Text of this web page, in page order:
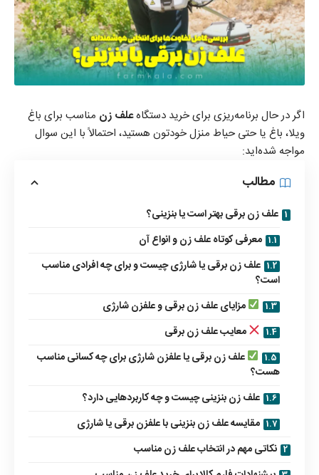
اگر در حال برنامه‌ریزی برایخرید دستگاهعلف زن مناسب برای باغ
ویلا، باغ یا حتی حیاط منزل خودتون هستید، احتمالاً با این سوال
مواجه شده‌اید:
مطالب
علف زن برقی بهتر است یا بنزینی؟
معرفی کوتاه علف زن و انواع آن
علف زن برقی یا شارژی چیست و برای چه افرادی مناسب
است؟
مزایای علف زن برقی و علفزن شارژی
معایب علف زن برقی
علف زن برقی یا علفزن شارژی برای چه کسانی مناسب
هست؟
علف زن بنزینی چیست و چه کاربردهایی دارد؟
مقایسه علف زن بنزینی با علفزن برقی یا شارژی
نکاتی مهم در انتخاب علف زن مناسب